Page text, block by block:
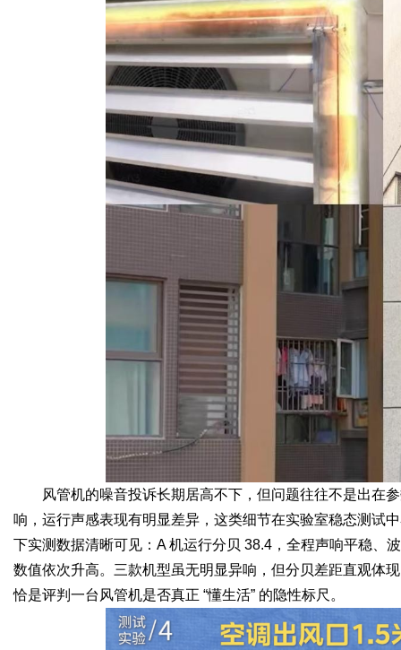
风管机的噪音投诉长期居高不下，但问题往往不是出在
响，运行声感表现有明显差异，这类细节在实验室稳态测试
下实测数据清晰可见：A 机运行分贝 38.4，全程声响平稳、
数值依次升高。三款机型虽无明显异响，但分贝差距直观体
恰是评判一台风管机是否真正 “懂生活” 的隐性标尺。